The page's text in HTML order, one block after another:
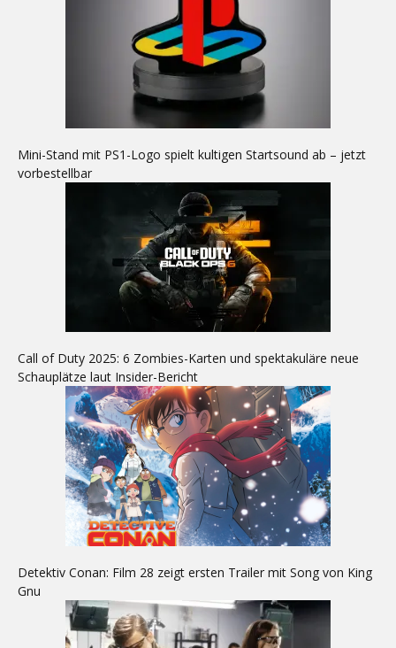
Mini-Stand mit PS1-Logo spielt kultigen Startsound ab – jetzt
vorbestellbar
Call of Duty 2025: 6 Zombies-Karten und spektakuläre neue
Schauplätze laut Insider-Bericht
Detektiv Conan: Film 28 zeigt ersten Trailer mit Song von King
Gnu